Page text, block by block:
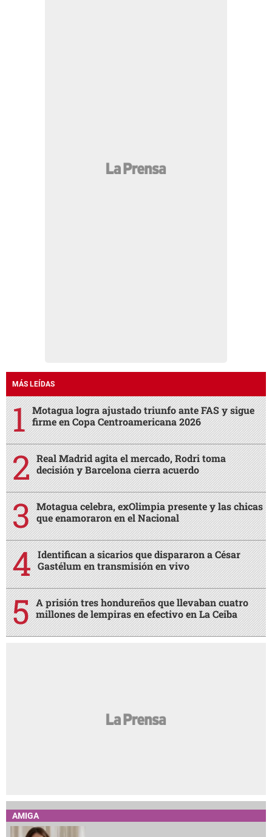
MÁS LEÍDAS
Motagua logra ajustado triunfo ante FAS y sigue
firme en Copa Centroamericana 2026
Real Madrid agita el mercado, Rodri toma
decisión y Barcelona cierra acuerdo
Motagua celebra, exOlimpia presente y las chicas
que enamoraron en el Nacional
Identifican a sicarios que dispararon a César
Gastélum en transmisión en vivo
A prisión tres hondureños que llevaban cuatro
millones de lempiras en efectivo en La Ceiba
AMIGA